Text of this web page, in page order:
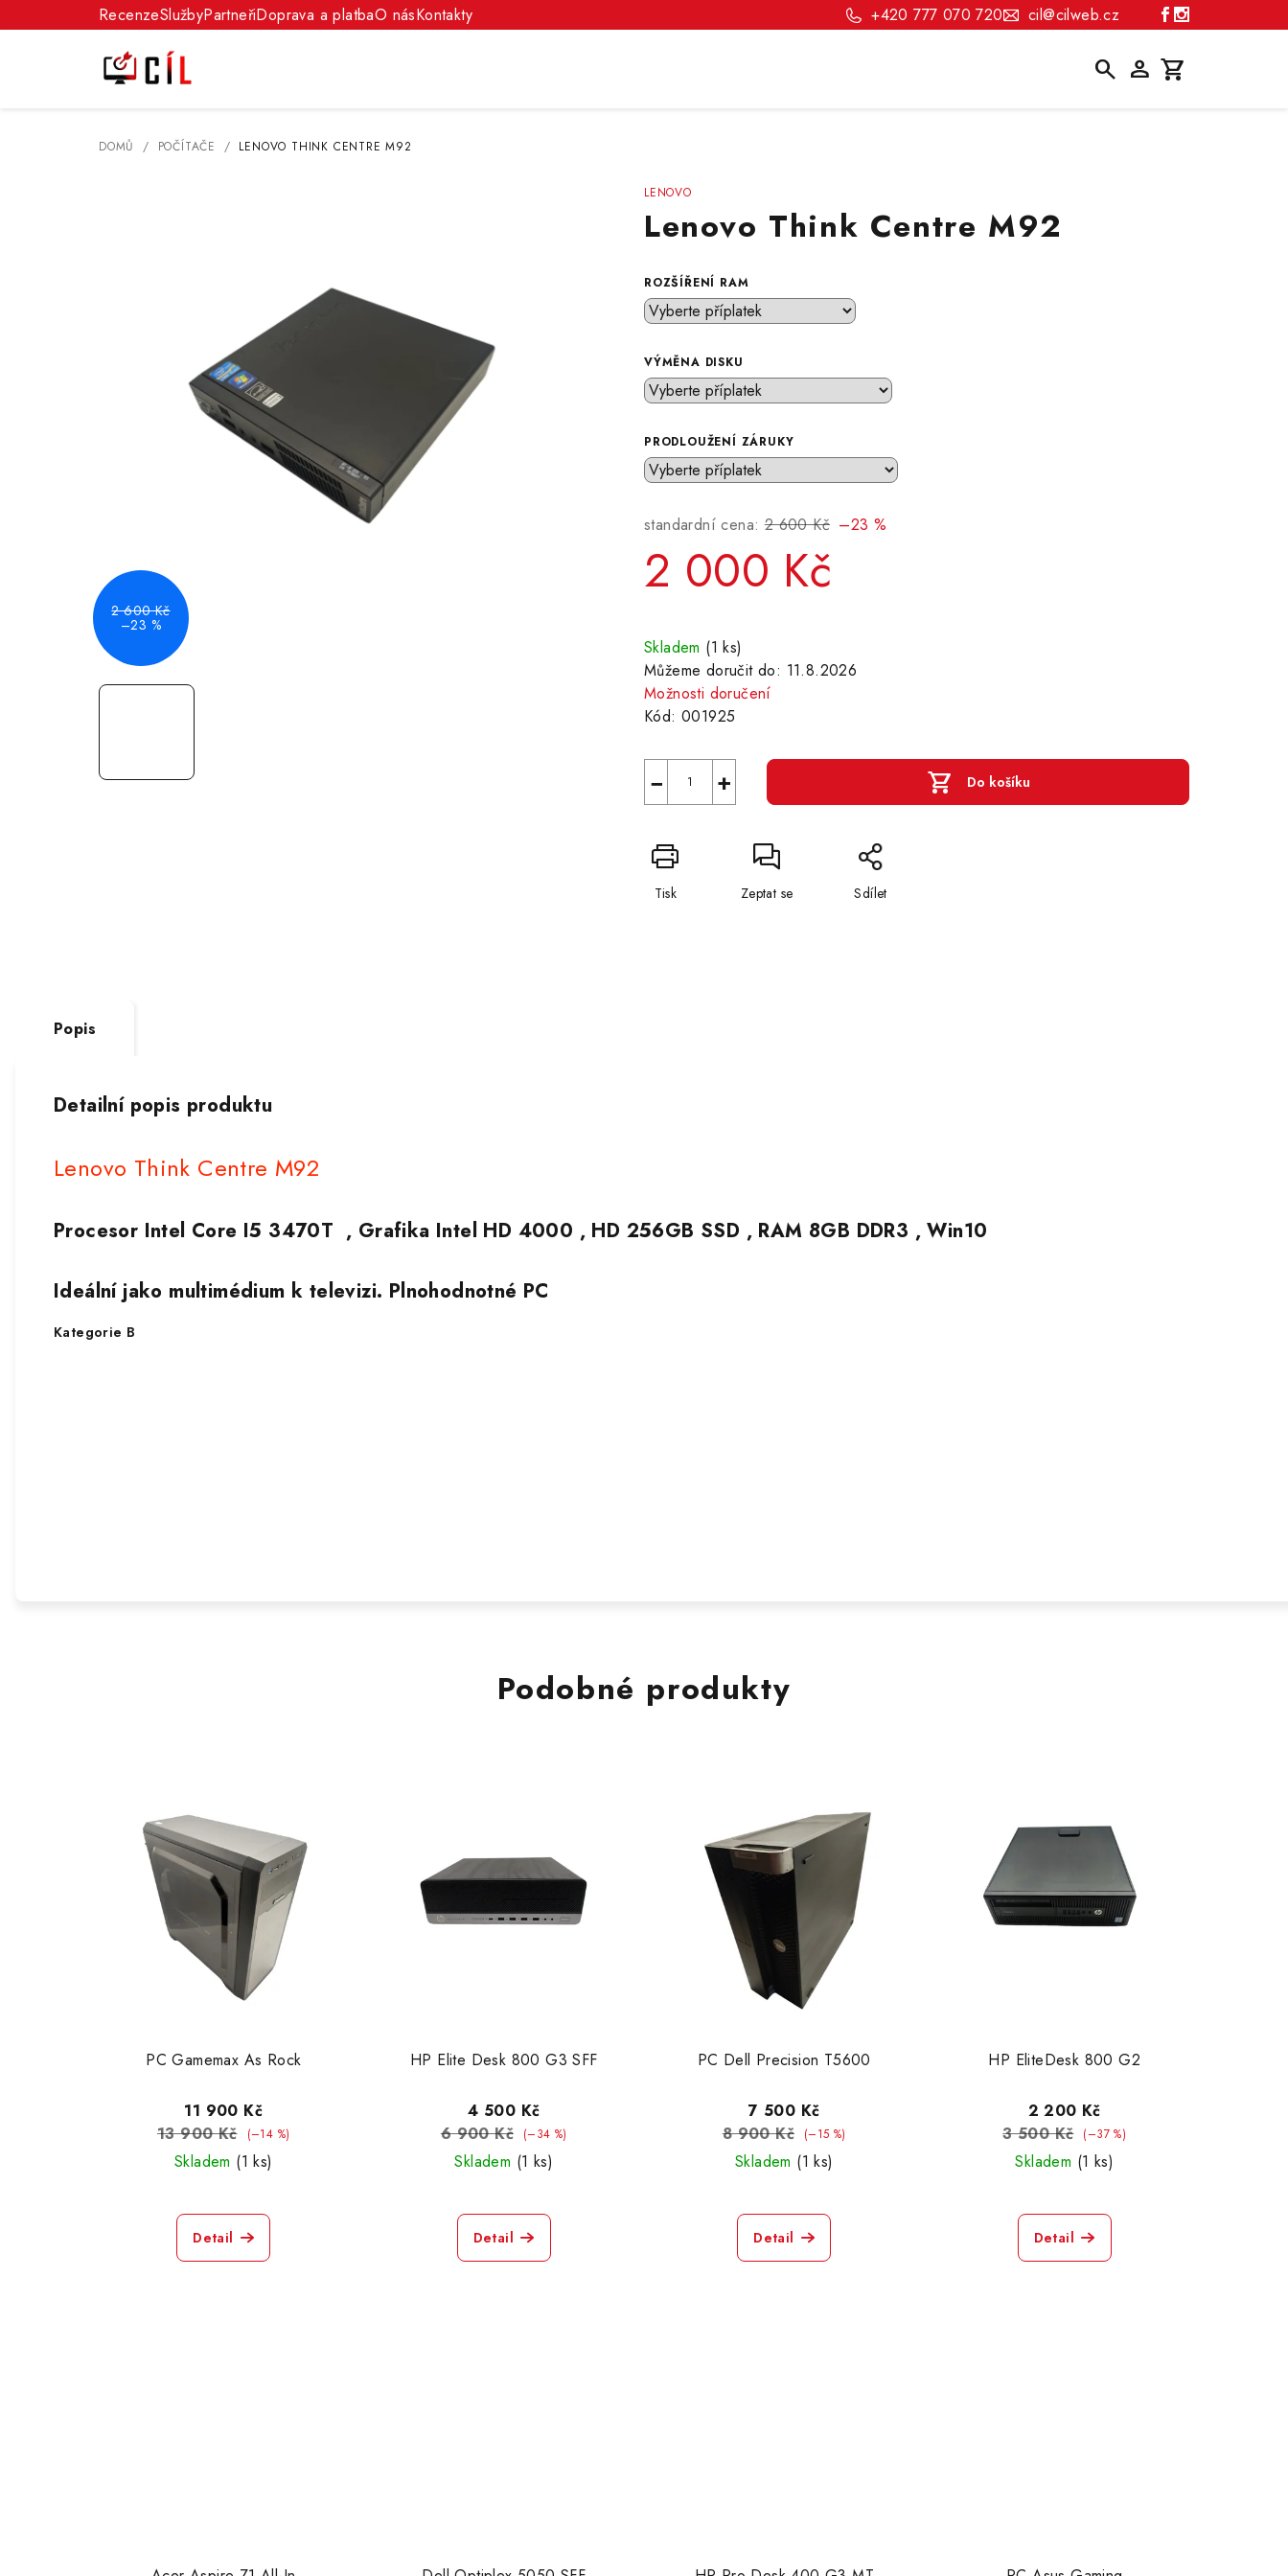
na
RecenzeSlužbyPartneřiDoprava a platbaO násKontakty +420 777 070 720 cil@cilweb.cz
DOMŮ / POČÍTAČE / LENOVO THINK CENTRE M92
LENOVO
Lenovo Think Centre M92
ROZŠÍŘENÍ RAM
VÝMĚNA DISKU
PRODLOUŽENÍ ZÁRUKY
standardní cena: 2 600 Kč –23 %
2 000 Kč
cena:
Skladem (1 ks)
Můžeme doručit do: 11.8.2026
Možnosti doručení
Kód: 001925
+
− Do košíku
Tisk Zeptat se Sdílet
2 600 Kč
–23 %
Popis
Detailní popis produktu
Lenovo Think Centre M92
Procesor Intel Core I5 3470T , Grafika Intel HD 4000 , HD 256GB SSD , RAM 8GB DDR3 , Win10
Ideální jako multimédium k televizi. Plnohodnotné PC
Kategorie B
Podobné produkty
PC Gamemax As Rock
11 900 Kč
13 900 Kč
(–14 %)
Skladem (1 ks)
Detail
HP Elite Desk 800 G3 SFF
4 500 Kč
6 900 Kč
(–34 %)
Skladem (1 ks)
Detail
PC Dell Precision T5600
7 500 Kč
8 900 Kč
(–15 %)
Skladem (1 ks)
Detail
HP EliteDesk 800 G2
2 200 Kč
3 500 Kč (–37 %)
Skladem (1 ks)
Detail